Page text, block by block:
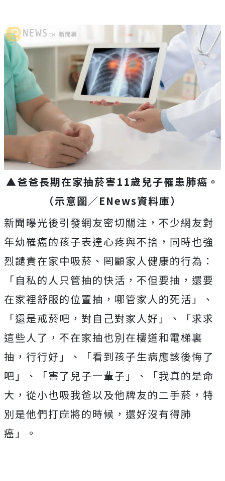
▲爸爸長期在家抽菸害11歲兒子罹患肺癌。
（示意圖／ENews資料庫）
新聞曝光後引發網友密切關注，不少網友對
年幼罹癌的孩子表達心疼與不捨，同時也強
烈譴責在家中吸菸、罔顧家人健康的行為：
「自私的人只管抽的快活，不但要抽，還要
在家裡舒服的位置抽，哪管家人的死活」、
「還是戒菸吧，對自己對家人好」、「求求
這些人了，不在家抽也別在樓道和電梯裏
抽，行行好」、「看到孩子生病應該後悔了
吧」、「害了兒子一輩子」、「我真的是命
大，從小也吸我爸以及他牌友的二手菸，特
別是他們打麻將的時候，還好沒有得肺
癌」。